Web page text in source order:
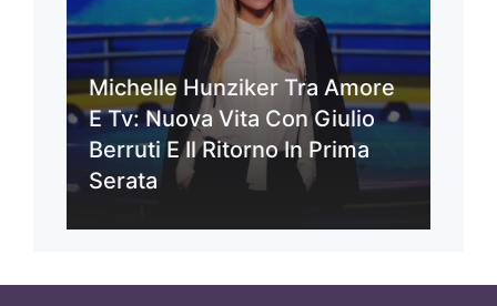
Michelle Hunziker Tra Amore
E Tv: Nuova Vita Con Giulio
Berruti E Il Ritorno In Prima
Serata